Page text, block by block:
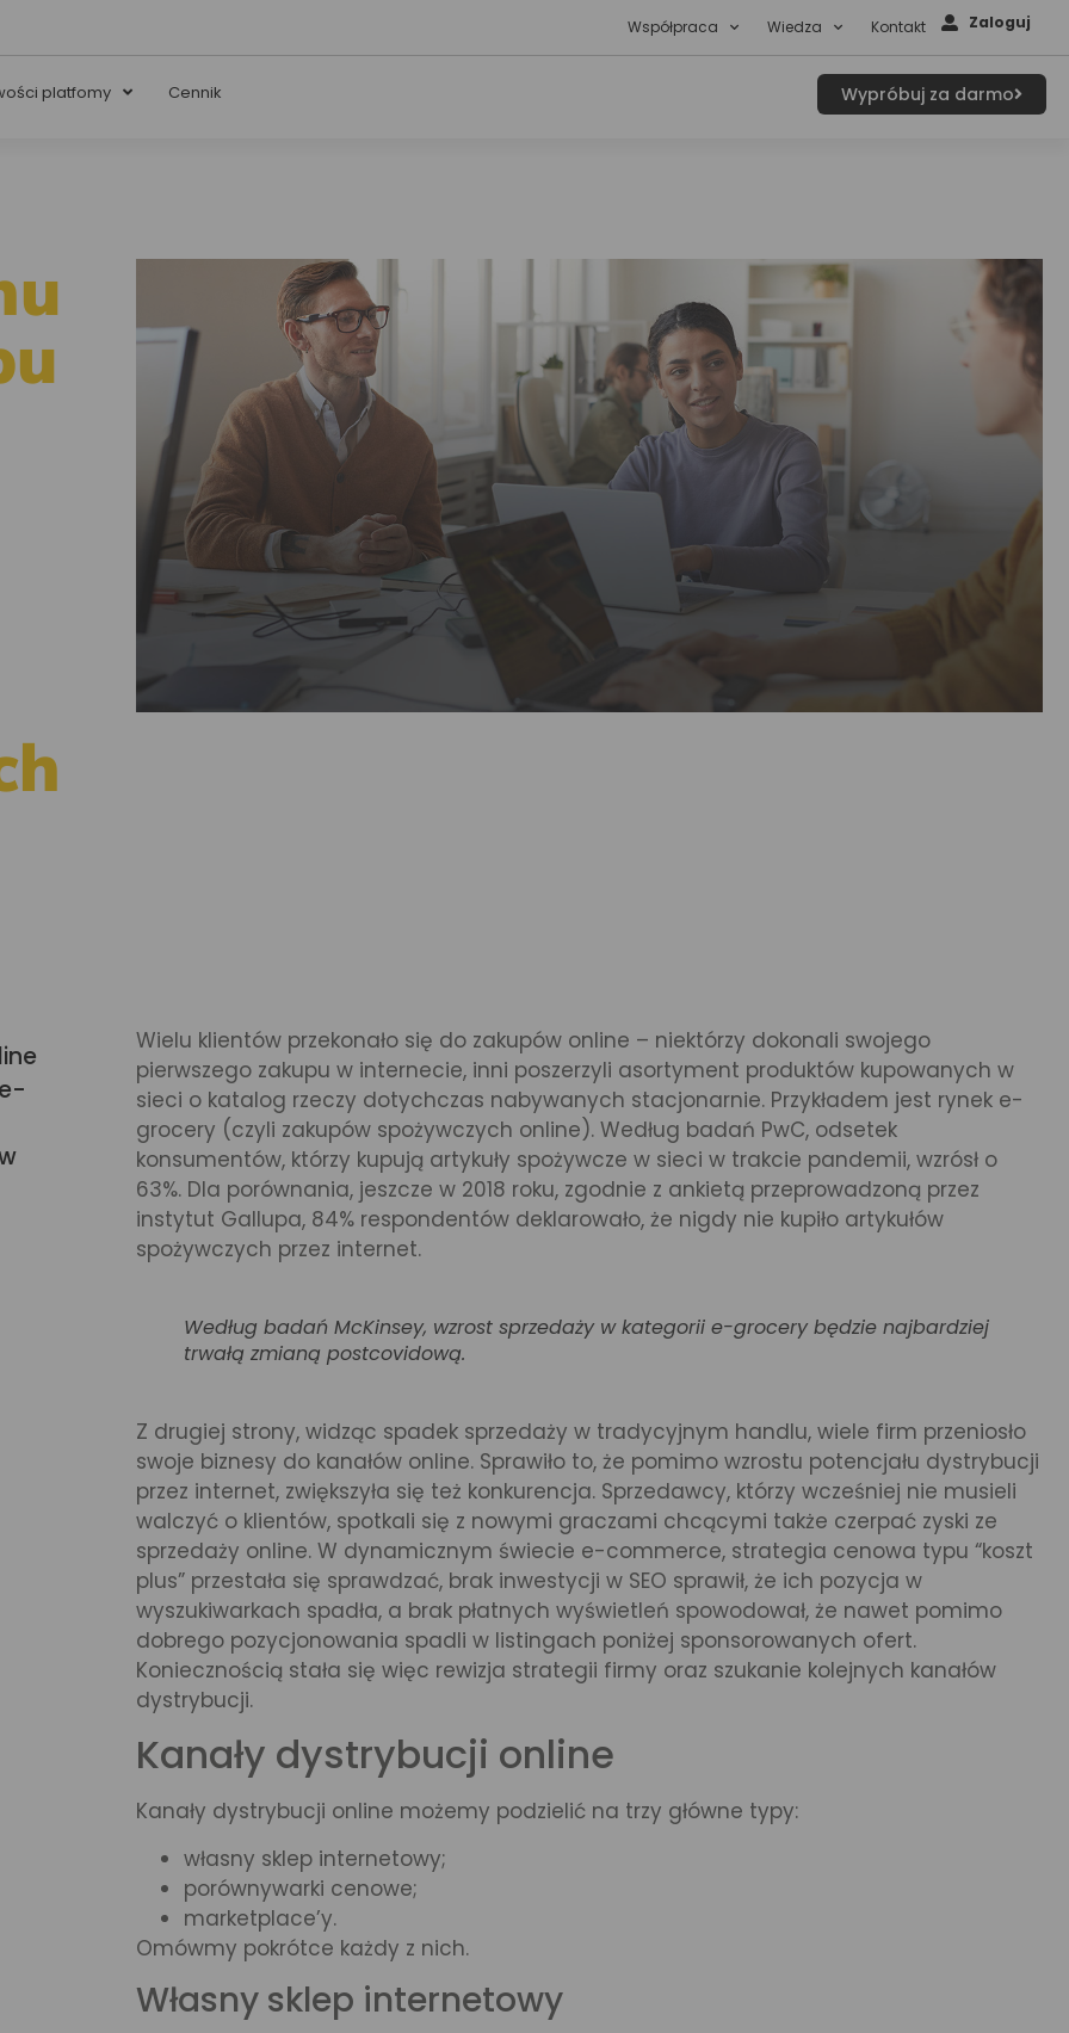
Współpraca Wiedza Kontakt Zaloguj
platfomy Cennik Wypróbuj za darmo
Wielu klientów przekonało się do zakupów online – niektórzy dokonali swojego
pierwszego zakupu w internecie, inni poszerzyli asortyment produktów kupowanych w
sieci o katalog rzeczy dotychczas nabywanych stacjonarnie. Przykładem jest rynek e-
grocery (czyli zakupów spożywczych online). Według badań PwC, odsetek
konsumentów, którzy kupują artykuły spożywcze w sieci w trakcie pandemii, wzrósł o
63%. Dla porównania, jeszcze w 2018 roku, zgodnie z ankietą przeprowadzoną przez
instytut Gallupa, 84% respondentów deklarowało, że nigdy nie kupiło artykułów
spożywczych przez internet.
Według badań McKinsey, wzrost sprzedaży w kategorii e-grocery będzie najbardziej
trwałą zmianą postcovidową.
Z drugiej strony, widząc spadek sprzedaży w tradycyjnym handlu, wiele firm przeniosło
swoje biznesy do kanałów online. Sprawiło to, że pomimo wzrostu potencjału dystrybucji
przez internet, zwiększyła się też konkurencja. Sprzedawcy, którzy wcześniej nie musieli
walczyć o klientów, spotkali się z nowymi graczami chcącymi także czerpać zyski ze
sprzedaży online. W dynamicznym świecie e-commerce, strategia cenowa typu “koszt
plus” przestała się sprawdzać, brak inwestycji w SEO sprawił, że ich pozycja w
wyszukiwarkach spadła, a brak płatnych wyświetleń spowodował, że nawet pomimo
dobrego pozycjonowania spadli w listingach poniżej sponsorowanych ofert.
Koniecznością stała się więc rewizja strategii firmy oraz szukanie kolejnych kanałów
dystrybucji.
Kanały dystrybucji online
Kanały dystrybucji online możemy podzielić na trzy główne typy:
własny sklep internetowy;
porównywarki cenowe;
marketplace’y.
Omówmy pokrótce każdy z nich.
Własny sklep internetowy